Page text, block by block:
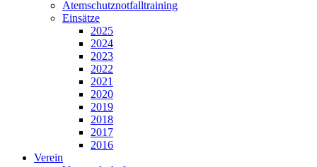
Atemschutznotfalltraining
Einsätze
2025
2024
2023
2022
2021
2020
2019
2018
2017
2016
Verein